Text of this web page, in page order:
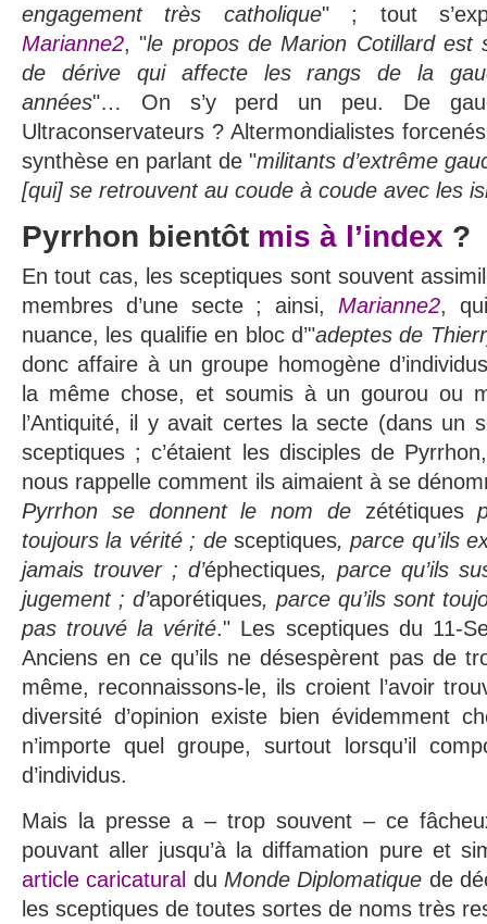
engagement très
catholique" ; tout
Marianne2, "le propos de Marion Cotillard est
de dérive qui affecte les rangs de la
années"… On s’y perd un peu. De
Ultraconservateurs ? Altermondialistes
synthèse en parlant de "militants d’extrême
[qui] se retrouvent au coude à coude avec les
Pyrrhon bientôt mis à l’index ?
En tout cas, les sceptiques sont souvent
membres d’une secte ; ainsi,Marianne2,
nuance, les qualifie en bloc d’"adeptes de
donc affaire à un groupe homogène
la même chose, et soumis à un gourou ou
l’Antiquité, il y avait certes la secte (dans un
sceptiques ; c’étaient les disciples de
nous rappelle comment ils aimaient à se
Pyrrhon se donnent le nom de zététiques
toujours la vérité ; desceptiques, parce qu’ils
jamais trouver ; d’éphectiques, parce qu’ils
jugement ; d’aporétiques, parce qu’ils sont
pas trouvé la vérité." Les sceptiques du 11-
Anciens en ce qu’ils ne désespèrent pas de
même, reconnaissons-le, ils croient l’avoir
diversité d’opinion existe bien évidemment
n’importe quel groupe, surtout lorsqu’il
d’individus.
Mais la presse a – trop souvent – ce
pouvant aller jusqu’à la diffamation pure et
article caricatural du Monde Diplomatique de
les sceptiques de toutes sortes de noms très